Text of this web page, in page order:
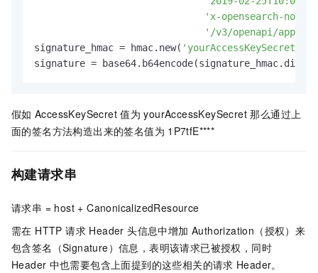
'x-opensearch-
'/v3/openapi/apps/
signature_hmac = hmac.new( 'yourAccessKeySecret'
signature =
假如 AccessKeySecret 值为 yourAccessKeySecret 那么通过上
面的签名方法构造出来的签名值为 1P7tfE****
构建请求串
请求串 = host + CanonicalizedResource
需在 HTTP 请求 Header 头信息中增加 Authorization（授权）来
包含签名（Signature）信息，表明该请求已被授权，同时
Header 中也需要包含上面提到的这些相关的请求 Header。